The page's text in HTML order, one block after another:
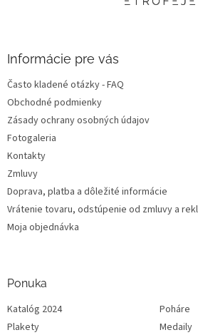
Informácie pre vás
Často kladené otázky - FAQ
Obchodné podmienky
Zásady ochrany osobných údajov
Fotogaleria
Kontakty
Zmluvy
Doprava, platba a dôležité informácie
Vrátenie tovaru, odstúpenie od zmluvy a
Moja objednávka
Ponuka
Katalóg 2024
Poháre
Plakety
Medaily